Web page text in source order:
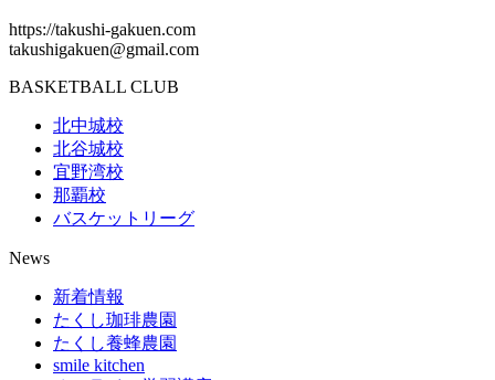
https://takushi-gakuen.com
takushigakuen@gmail.com
BASKETBALL CLUB
北中城校
北谷城校
宜野湾校
那覇校
バスケットリーグ
News
新着情報
たくし珈琲農園
たくし養蜂農園
smile kitchen